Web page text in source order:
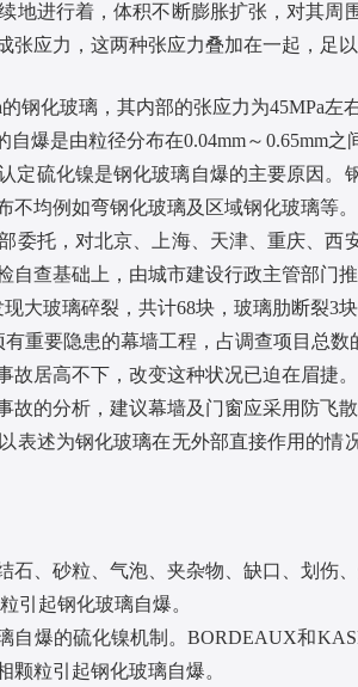
进行着，体积不断膨胀扩张，对其周
应力，这两种张应力叠加在一起，足
钢化玻璃，其内部的张应力为45MPa
爆是由粒径分布在0.04mm～0.65mm
定硫化镍是钢化玻璃自爆的主要原因
均例如弯钢化玻璃及区域钢化玻璃等。
托，对北京、上海、天津、重庆、西
自查基础上，由城市建设行政主管部门
大玻璃碎裂，共计68块，玻璃肋断裂
重要隐患的幕墙工程，占调查项目总
居高不下，改变这种状况已迫在眉捷。
的分析，建议幕墙及门窗应采用防飞
表述为钢化玻璃在无外部直接作用的
、砂粒、气泡、夹杂物、缺口、划伤
起钢化玻璃自爆。
的硫化镍机制。BORDEAUX和
颗粒引起钢化玻璃自爆。